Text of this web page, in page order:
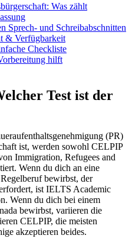
Was zählt
Sprech- und Schreibabschnitten
& Verfügbarkeit
Checkliste
hilft
Test ist der
(PR)
ist, werden sowohl CELPIP
Immigration, Refugees and
Wenn du dich an eine
bewirbst, der
ist IELTS Academic
Wenn du dich bei einem
bewirbst, variieren die
CELPIP, die meisten
akzeptieren beides.